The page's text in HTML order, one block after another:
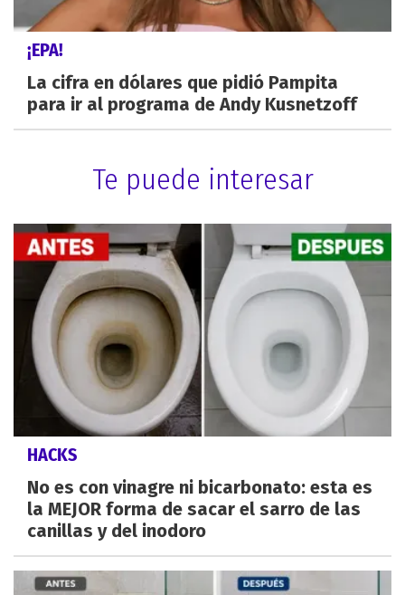
¡EPA!
La cifra en dólares que pidió Pampita
para ir al programa de Andy Kusnetzoff
Te puede interesar
HACKS
No es con vinagre ni bicarbonato: esta es
la MEJOR forma de sacar el sarro de las
canillas y del inodoro